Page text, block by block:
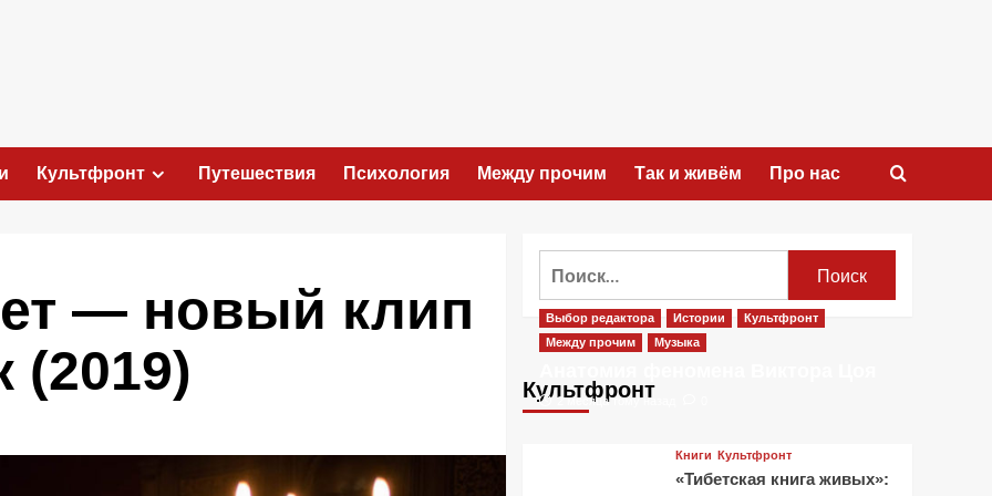
Культфронт Путешествия Психология Между прочим Так и живём Про нас
— новый клип
(2019)
Культфронт
Выбор редактора Истории
Культфронт
Между прочим
Музыка
2 месяца тому назад
Книги Культфронт
«Тибетская книга живых»: